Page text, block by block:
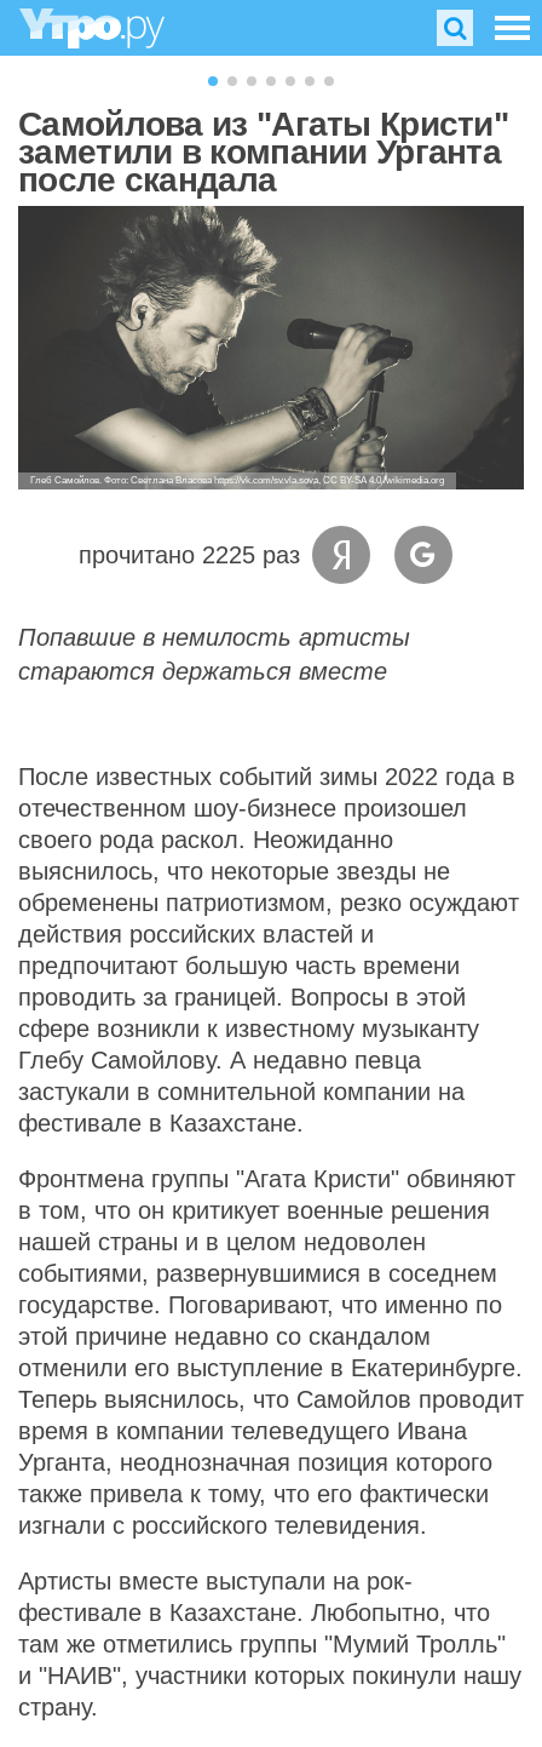
Самойлова из "Агаты Кристи"
заметили в компании Урганта
после скандала
Глеб Самойлов. Фото: Светлана Власова https://vk.com/sv.vla.sova, CC BY-SA 4.0 /wikimedia.org
прочитано 2225 раз
Попавшие в немилость артисты
стараются держаться вместе
После известных событий зимы 2022 года в
отечественном шоу-бизнесе произошел
своего рода раскол. Неожиданно
выяснилось, что некоторые звезды не
обременены патриотизмом, резко осуждают
действия российских властей и
предпочитают большую часть времени
проводить за границей. Вопросы в этой
сфере возникли к известному музыканту
Глебу Самойлову. А недавно певца
застукали в сомнительной компании на
фестивале в Казахстане.
Фронтмена группы "Агата Кристи" обвиняют
в том, что он критикует военные решения
нашей страны и в целом недоволен
событиями, развернувшимися в соседнем
государстве. Поговаривают, что именно по
этой причине недавно со скандалом
отменили его выступление в Екатеринбурге.
Теперь выяснилось, что Самойлов проводит
время в компании телеведущего Ивана
Урганта, неоднозначная позиция которого
также привела к тому, что его фактически
изгнали с российского телевидения.
Артисты вместе выступали на рок-
фестивале в Казахстане. Любопытно, что
там же отметились группы "Мумий Тролль"
и "НАИВ", участники которых покинули нашу
страну.